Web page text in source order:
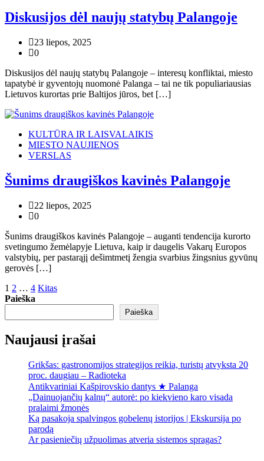
Diskusijos dėl naujų statybų Palangoje
23 liepos, 2025
0
Diskusijos dėl naujų statybų Palangoje – interesų konfliktai, miesto
tapatybė ir gyventojų nuomonė Palanga – tai ne tik populiariausias
Lietuvos kurortas prie Baltijos jūros, bet […]
KULTŪRA IR LAISVALAIKIS
MIESTO NAUJIENOS
VERSLAS
Šunims draugiškos kavinės Palangoje
22 liepos, 2025
0
Šunims draugiškos kavinės Palangoje – auganti tendencija kurorto
svetingumo žemėlapyje Lietuva, kaip ir daugelis Vakarų Europos
valstybių, per pastarąjį dešimtmetį žengia svarbius žingsnius gyvūnų
gerovės […]
Įrašų
puslapiavimas
1 2 … 4 Kitas
Paieška
Paieška
Naujausi įrašai
Grikšas: gastronomijos strategijos reikia, turistų atvyksta 20
proc. daugiau – Radioteka
Antikvariniai Kašpirovskio dantys ★ Palanga
„Dainuojančių kalnų“ autorė: po kiekvieno karo visada
pralaimi žmonės
Ką pasakoja spalvingos gobelenų istorijos | Ekskursija po
parodą
Ar pasieniečių užpuolimas atveria sistemos spragas?